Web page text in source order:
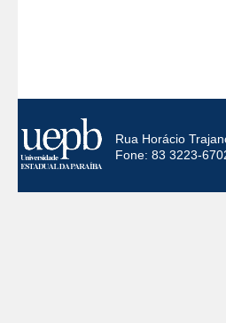
Rua Horácio
Fone: 83 3223-